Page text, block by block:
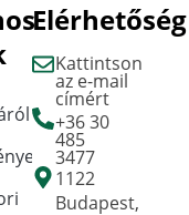
Elérhetőség
Kattintson
az e-mail
címért
+36 30
485
3477
1122
Budapest,